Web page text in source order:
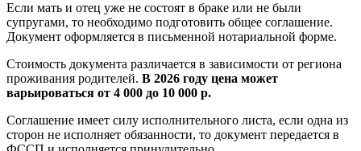
Если мать и отец уже не состоят в браке или не были
супругами, то необходимо подготовить общее соглашение.
Документ оформляется в письменной нотариальной форме.
Стоимость документа различается в зависимости от региона
проживания родителей. В 2026 году цена может
варьироваться от 4 000 до 10 000 р.
Соглашение имеет силу исполнительного листа, если одна из
сторон не исполняет обязанности, то документ передается в